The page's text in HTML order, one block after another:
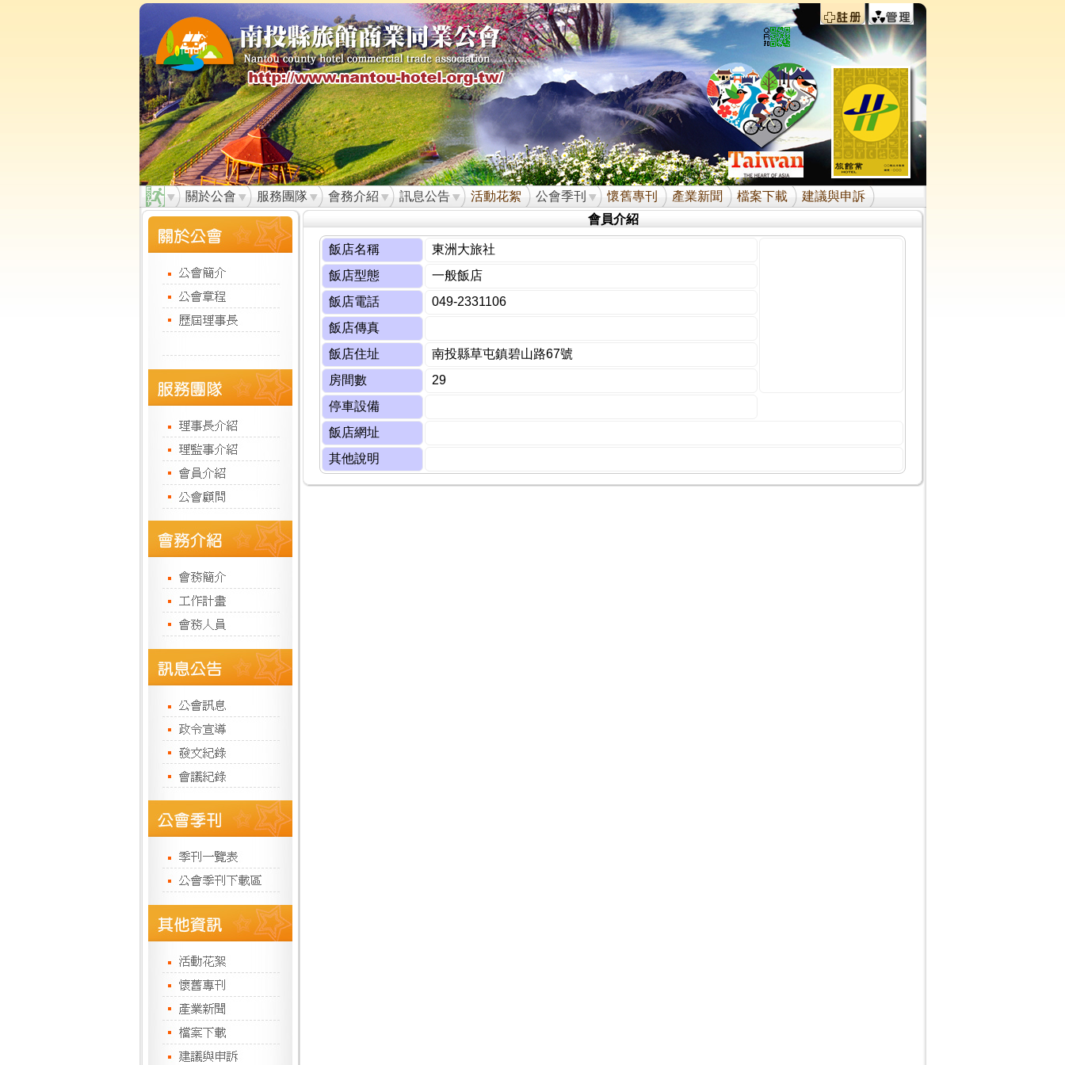
關於公會 服務團隊 會務介紹 訊息公告 活動花絮 公會季刊 懷舊專刊 產業新聞 檔案下載
建議與申訴
會員介紹
飯店名稱
東洲大旅社
飯店型態
一般飯店
飯店電話
049-2331106
飯店傳真
飯店住址
南投縣草屯鎮碧山路67號
房間數
29
停車設備
飯店網址
其他說明